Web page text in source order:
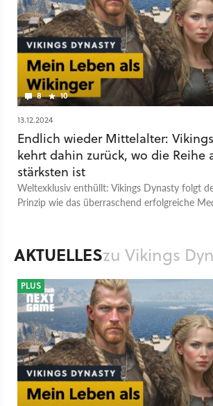
8 10
13.12.2024
Endlich wieder Mittelalter:
kehrt dahin zurück, wo die Reihe
stärksten ist
Weltexklusiv enthüllt: Vikings Dynasty folgt
Prinzip wie das überraschend erfolgreiche
AKTUELLESzu Vikings
PLUS